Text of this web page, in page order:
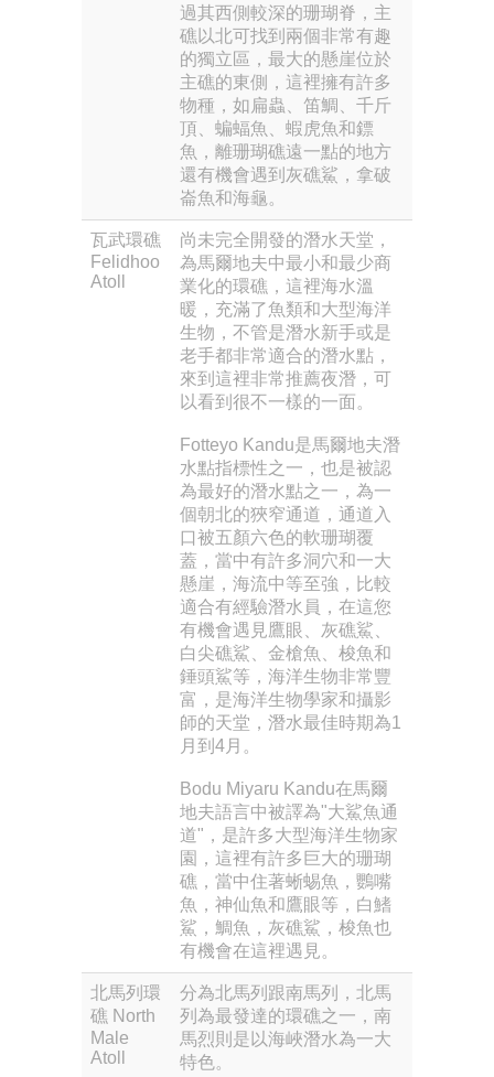
過其西側較深的珊瑚脊，主
礁以北可找到兩個非常有趣
的獨立區，最大的懸崖位於
主礁的東側，這裡擁有許多
物種，如扁蟲、笛鯛、千斤
頂、蝙蝠魚、蝦虎魚和鏢
魚，離珊瑚礁遠一點的地方
還有機會遇到灰礁鯊，拿破
崙魚和海龜。
瓦武環礁
Felidhoo
Atoll
尚未完全開發的潛水天堂，
為馬爾地夫中最小和最少商
業化的環礁，這裡海水溫
暖，充滿了魚類和大型海洋
生物，不管是潛水新手或是
老手都非常適合的潛水點，
來到這裡非常推薦夜潛，可
以看到很不一樣的一面。
Fotteyo Kandu是馬爾地夫潛
水點指標性之一，也是被認
為最好的潛水點之一，為一
個朝北的狹窄通道，通道入
口被五顏六色的軟珊瑚覆
蓋，當中有許多洞穴和一大
懸崖，海流中等至強，比較
適合有經驗潛水員，在這您
有機會遇見鷹眼、灰礁鯊、
白尖礁鯊、金槍魚、梭魚和
錘頭鯊等，海洋生物非常豐
富，是海洋生物學家和攝影
師的天堂，潛水最佳時期為1
月到4月。
Bodu Miyaru Kandu在馬爾
地夫語言中被譯為"大鯊魚通
道"，是許多大型海洋生物家
園，這裡有許多巨大的珊瑚
礁，當中住著蜥蜴魚，鸚嘴
魚，神仙魚和鷹眼等，白鰭
鯊，鯛魚，灰礁鯊，梭魚也
有機會在這裡遇見。
北馬列環
礁 North
Male
Atoll
分為北馬列跟南馬列，北馬
列為最發達的環礁之一，南
馬烈則是以海峽潛水為一大
特色。